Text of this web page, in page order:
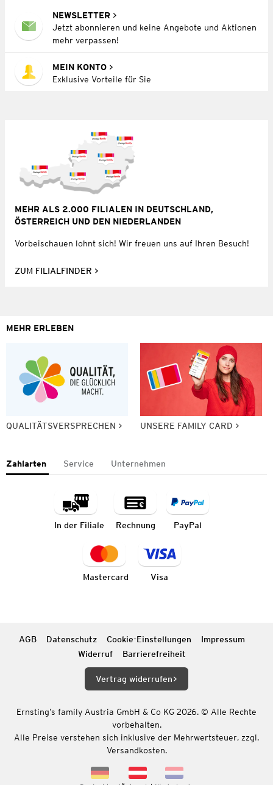
NEWSLETTER
Jetzt abonnieren und keine Angebote und Aktionen
mehr verpassen!
MEIN KONTO
Exklusive Vorteile für Sie
MEHR ALS 2.000 FILIALEN IN DEUTSCHLAND,
ÖSTERREICH UND DEN NIEDERLANDEN
Vorbeischauen lohnt sich! Wir freuen uns auf Ihren Besuch!
ZUM FILIALFINDER
MEHR ERLEBEN
QUALITÄTSVERSPRECHEN UNSERE FAMILY CARD
Zahlarten Service Unternehmen
In der Filiale Rechnung PayPal
Mastercard Visa
AGB Datenschutz Cookie-Einstellungen
Impressum
Widerruf
Barrierefreiheit
Vertrag widerrufen
Ernsting’s family Austria GmbH & Co KG 2026. © Alle Rechte
vorbehalten.
Alle Preise verstehen sich inklusive der Mehrwertsteuer, zzgl.
Versandkosten.